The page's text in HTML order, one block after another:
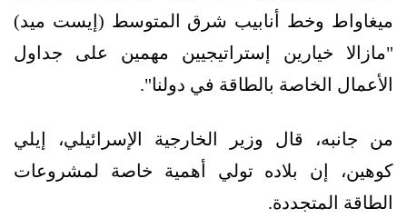
ميغاواط وخط أنابيب شرق المتوسط (إيست ميد)
"مازالا خيارين إستراتيجيين مهمين على جداول
الأعمال الخاصة بالطاقة في دولنا".
من جانبه، قال وزير الخارجية الإسرائيلي، إيلي
كوهين، إن بلاده تولي أهمية خاصة لمشروعات
الطاقة المتجددة.